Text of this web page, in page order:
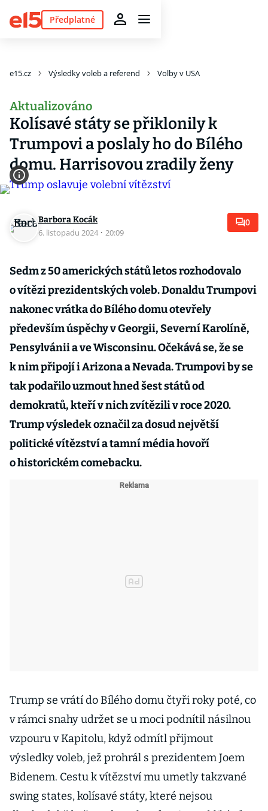
Předplatné
e15.cz Výsledky voleb a referend Volby v USA
Aktualizováno
Kolísavé státy se přiklonily k
Trumpovi a poslaly ho do Bílého
domu. Harrisovou zradily ženy
Barbora Kocák
6. listopadu 2024 · 20:09
0
Sedm z 50 amerických států letos rozhodovalo
o vítězi prezidentských voleb. Donaldu Trumpovi
nakonec vrátka do Bílého domu otevřely
především úspěchy v Georgii, Severní Karolíně,
Pensylvánii a ve Wisconsinu. Očekává se, že se
k nim připojí i Arizona a Nevada. Trumpovi by se
tak podařilo uzmout hned šest států od
demokratů, kteří v nich zvítězili v roce 2020.
Trump výsledek označil za dosud největší
politické vítězství a tamní média hovoří
o historickém comebacku.
Trump se vrátí do Bílého domu čtyři roky poté, co
v rámci snahy udržet se u moci podnítil násilnou
vzpouru v Kapitolu, když odmítl přijmout
výsledky voleb, jež prohrál s prezidentem Joem
Bidenem. Cestu k vítězství mu umetly takzvané
swing states, kolísavé státy, které nejsou